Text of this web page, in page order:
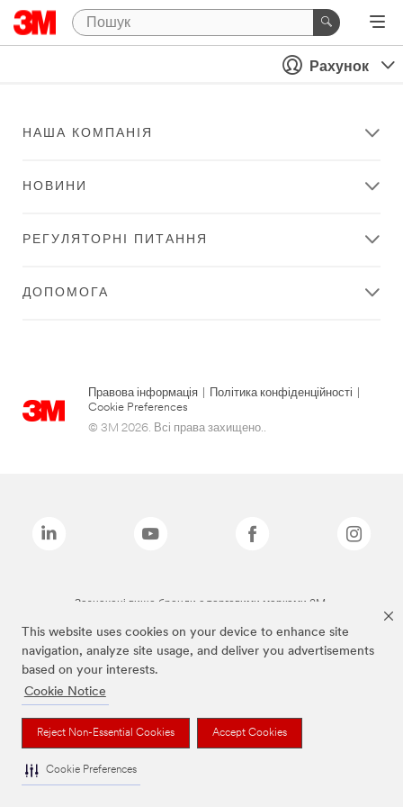
This website uses cookies on your device to enhance site
navigation, analyze site usage, and deliver you advertisements
based on your interests.
Cookie Notice
Reject Non-Essential Cookies Accept Cookies
Cookie Preferences
Рахунок
НАША КОМПАНІЯ
НОВИНИ
РЕГУЛЯТОРНІ ПИТАННЯ
ДОПОМОГА
Правова інформація Політика конфіденційності
Cookie Preferences
© 3M 2026. Всі права захищено..
Зазначені вище бренди є торговими марками 3M.